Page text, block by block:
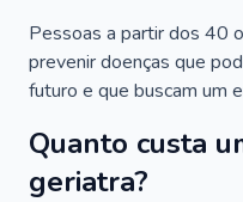
Pessoas a partir dos 40
prevenir doenças que
futuro e que buscam um
Quanto custa
geriatra?